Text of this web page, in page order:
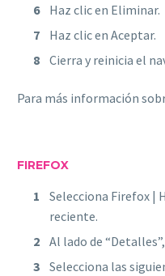
Haz clic en Eliminar.
Haz clic en Aceptar.
Cierra y reinicia el
Para más información
FIREFOX
Selecciona Firefox
reciente.
Al lado de
Selecciona las